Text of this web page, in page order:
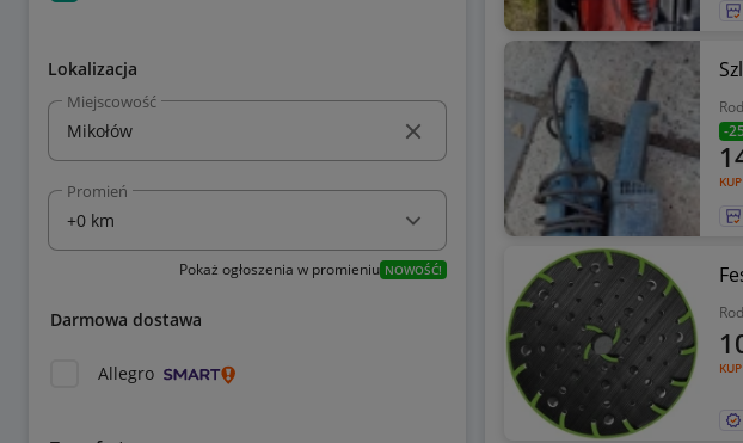
Lokalizacja
Miejscowość
Promień
Pokaż ogłoszenia w promieniu NOWOŚĆ!
Darmowa dostawa
Allegro
-